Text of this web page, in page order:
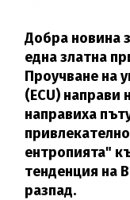
Добра новина
една златна
Проучване на
(ECU) направи
направиха
ентропията"
тенденция на
разпад.